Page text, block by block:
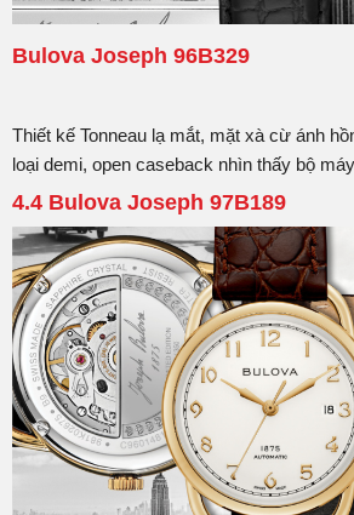
Bulova Joseph 96B329
Thiết kế Tonneau lạ mắt, mặt xà cừ ánh
loại demi, open caseback nhìn thấy bộ
4.4 Bulova Joseph 97B189